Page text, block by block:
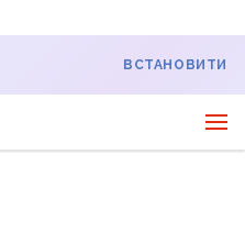
ВСТАНОВИТИ